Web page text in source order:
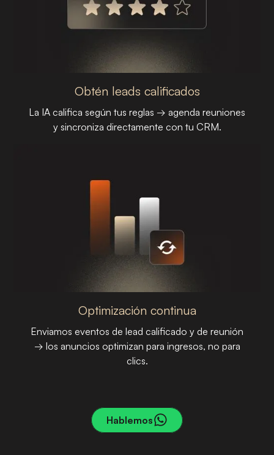
Obtén leads calificados
La IA califica según tus reglas → agenda reuniones
y sincroniza directamente con tu CRM.
Optimización continua
Enviamos eventos de lead calificado y de reunión
→ los anuncios optimizan para ingresos, no para
clics.
Hablemos